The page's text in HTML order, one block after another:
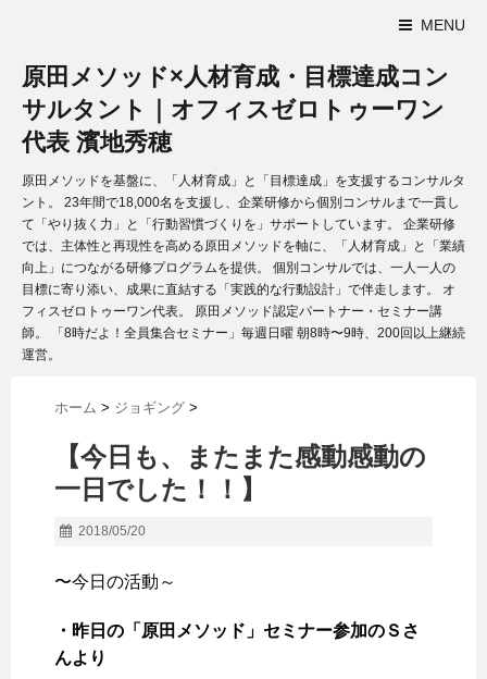
MENU
原田メソッド×人材育成・目標達成コン
サルタント｜オフィスゼロトゥーワン
代表 濱地秀穂
原田メソッドを基盤に、「人材育成」と「目標達成」を支援するコンサルタ
ント。 23年間で18,000名を支援し、企業研修から個別コンサルまで一貫し
て「やり抜く力」と「行動習慣づくりを」サポートしています。 企業研修
では、主体性と再現性を高める原田メソッドを軸に、「人材育成」と「業績
向上」につながる研修プログラムを提供。 個別コンサルでは、一人一人の
目標に寄り添い、成果に直結する「実践的な行動設計」で伴走します。 オ
フィスゼロトゥーワン代表。 原田メソッド認定パートナー・セミナー講
師。 「8時だよ！全員集合セミナー」毎週日曜 朝8時〜9時、200回以上継続
運営。
ホーム > ジョギング >
【今日も、またまた感動感動の
一日でした！！】
2018/05/20
〜今日の活動～
・昨日の「原田メソッド」セミナー参加のＳさ
んより